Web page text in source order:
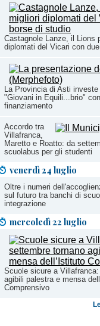
Castagnole Lanze, il Lions
diplomati del Vicari con
La Provincia di Asti
"Giovani in Equili...brio"
finanziamento
Accordo tra
Villafranca,
Maretto e Roatto: da
scuolabus per gli studenti
venerdì 24 luglio
Oltre i numeri
sul futuro tra banchi di
integrazione
mercoledì 22 luglio
Scuole sicure a
agibili palestra e mensa
Comprensivo